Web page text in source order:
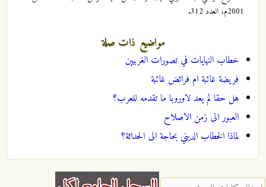
2001م، العدد 312.
مواضيع ذات صلة
خطاب النهايات في تصورات الغربيين
فريضة غائبة ام فرائض غائبة
هل حقا لم يعد لاوروبا ما تقدمه للعرب؟
العبور الى زمن الاصلاح
لماذا الخطاب الديني بحاجة الى الحداثة؟